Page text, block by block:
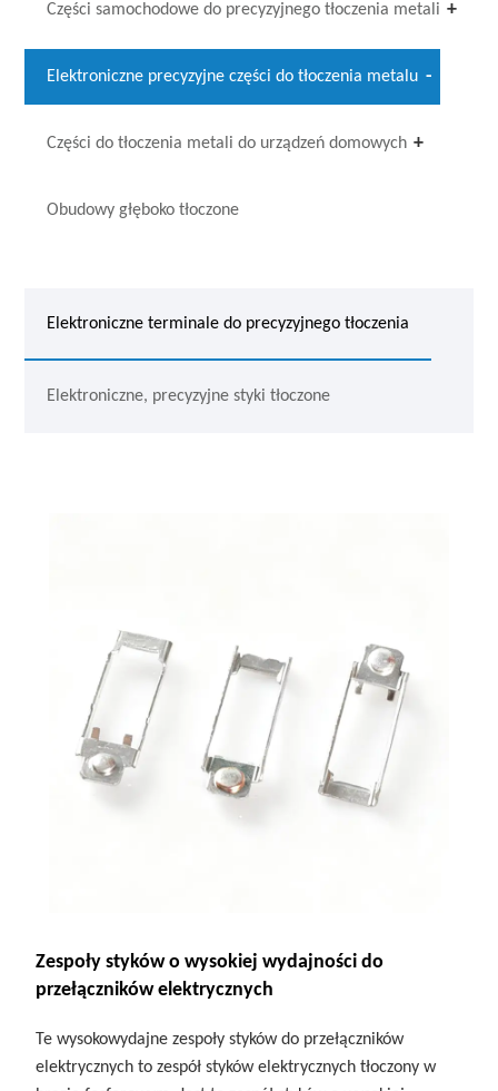
Części samochodowe do precyzyjnego tłoczenia metali
Elektroniczne precyzyjne części do tłoczenia metalu
Części do tłoczenia metali do urządzeń domowych
Obudowy głęboko tłoczone
Elektroniczne terminale do precyzyjnego tłoczenia
Elektroniczne, precyzyjne styki tłoczone
Zespoły styków o wysokiej wydajności do
przełączników elektrycznych
Te wysokowydajne zespoły styków do przełączników
elektrycznych to zespół styków elektrycznych tłoczony w